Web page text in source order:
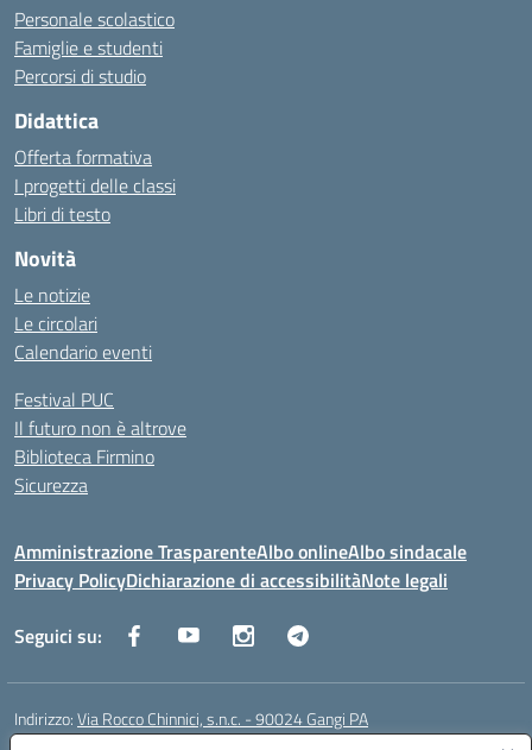
Personale scolastico
Famiglie e studenti
Percorsi di studio
Didattica
Offerta formativa
I progetti delle classi
Libri di testo
Novità
Le notizie
Le circolari
Calendario eventi
Festival PUC
Il futuro non è altrove
Biblioteca Firmino
Sicurezza
Amministrazione TrasparenteAlbo onlineAlbo sindacale
Privacy PolicyDichiarazione di accessibilitàNote legali
Seguici su:
Indirizzo:Via Rocco Chinnici, s.n.c. - 90024 Gangi PA
Centralino: